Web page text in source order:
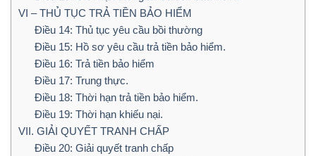
VI – THỦ TỤC TRẢ TIỀN BẢO HIỂM
Điều 14: Thủ tục yêu cầu bồi thường
Điều 15: Hồ sơ yêu cầu trả tiền bảo hiểm.
Điều 16: Trả tiền bảo hiểm
Điều 17: Trung thực.
Điều 18: Thời hạn trả tiền bảo hiểm.
Điều 19: Thời hạn khiếu nại.
VII. GIẢI QUYẾT TRANH CHẤP
Điều 20: Giải quyết tranh chấp